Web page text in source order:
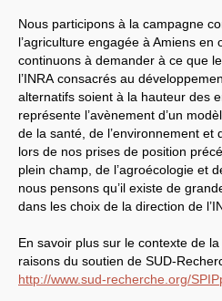
DGG
Evaluation des Ingénieurs
et Techniciens
SIRHUS- Dossier
Carrière
Suppléments familial de
traitement
Plate-forme revendicative
Références, utilitaires,etc.
SUD-REauCNRS
Instances duCNRS
Archives
CA2009
CCP2008
CoNRS 2008
CS2010
CT2012
CT2013 - 2014
Nous participons à la campagne
l’agriculture engagée à Amiens en
continuons à demander à ce que
l’INRA consacrés au
alternatifs soient à la hauteur des
représente l’avènement d’un
de la santé, de l’environnement et
lors de nos prises de position
plein champ, de l’agroécologie et
nous pensons qu’il existe de
dans les choix de la direction de l’
En savoir plus sur le contexte de
raisons du soutien de SUD-
http://www.sud-recherche.org/